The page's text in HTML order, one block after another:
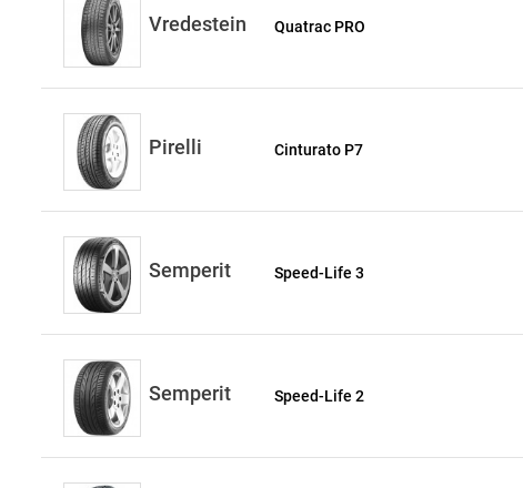
Vredestein Quatrac PRO
Pirelli Cinturato P7
Semperit Speed-Life 3
Semperit Speed-Life 2